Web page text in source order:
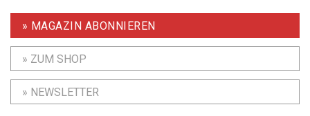
» MAGAZIN ABONNIEREN
» ZUM SHOP
» NEWSLETTER